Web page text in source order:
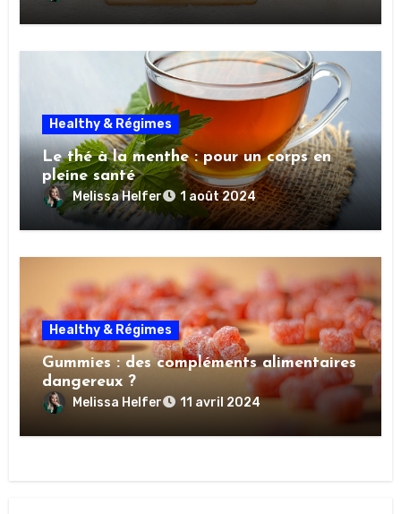
Healthy & Régimes
Le thé à la menthe : pour un corps en
pleine santé
Melissa Helfer 1 août 2024
Healthy & Régimes
Gummies : des compléments alimentaires
dangereux ?
Melissa Helfer 11 avril 2024